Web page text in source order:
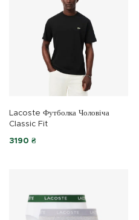
Lacoste Футболка Чоловіча
Classic Fit
3190 ₴